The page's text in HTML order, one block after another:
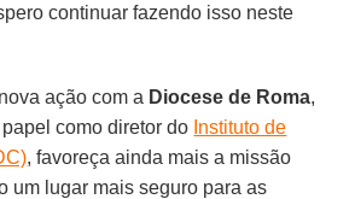
continuar fazendo isso neste
ação com a Diocese de Roma,
como diretor do Instituto de
, favoreça ainda mais a missão
um lugar mais seguro para as